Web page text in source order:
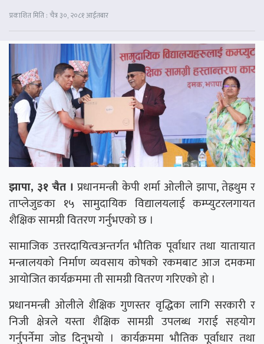
प्रकाशित मिति : चैत्र ३०, २०८१ आईतबार
झापा, ३१ चैत । प्रधानमन्त्री केपी शर्मा ओलीले झापा, तेह्रथुम र
ताप्लेजुङका १५ सामुदायिक विद्यालयलाई कम्प्युटरलगायत
शैक्षिक सामग्री वितरण गर्नुभएको छ ।
सामाजिक उत्तरदायित्वअन्तर्गत भौतिक पूर्वाधार तथा यातायात
मन्त्रालयको निर्माण व्यवसाय कोषको रकमबाट आज दमकमा
आयोजित कार्यक्रममा ती सामग्री वितरण गरिएको हो ।
प्रधानमन्त्री ओलीले शैक्षिक गुणस्तर वृद्धिका लागि सरकारी र
निजी क्षेत्रले यस्ता शैक्षिक सामग्री उपलब्ध गराई सहयोग
गर्नुपर्नेमा जोड दिनुभयो । कार्यक्रममा भौतिक पूर्वाधार तथा